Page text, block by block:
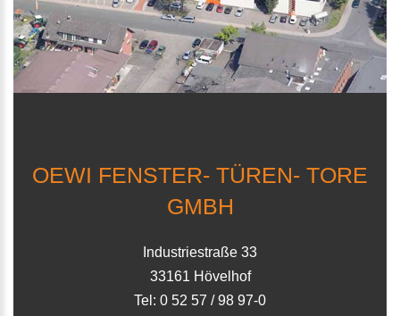
OEWI FENSTER- TÜREN- TORE
GMBH
Industriestraße 33
33161 Hövelhof
Tel: 0 52 57 / 98 97-0